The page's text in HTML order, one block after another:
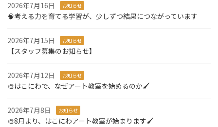
2026年7月16日 お知らせ
🧠考える力を育てる学習が、少しずつ結果につながっています
2026年7月15日 お知らせ
【スタッフ募集のお知らせ】
2026年7月12日 お知らせ
🎨はこにわで、なぜアート教室を始めるのか🖌️
2026年7月8日 お知らせ
🎨8月より、はこにわアート教室が始まります🖌️